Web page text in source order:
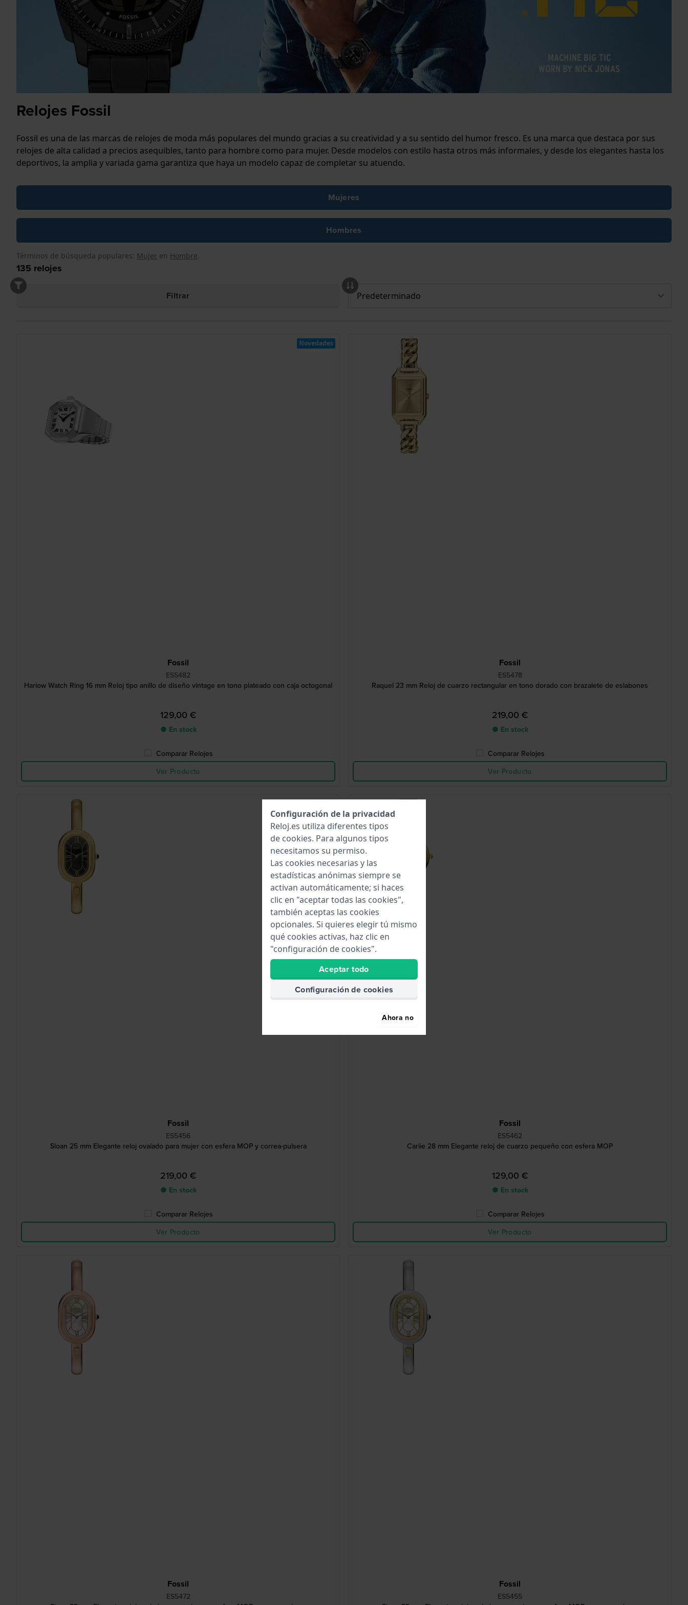
Relojes Fossil
Fossil es una de las marcas de relojes de moda más populares del mundo gracias a su creatividad y a su sentido del humor fresco. Es una marca que destaca por sus
relojes de alta calidad a precios asequibles, tanto para hombre como para mujer. Desde modelos con estilo hasta otros más informales, y desde los elegantes hasta los
deportivos, la amplia y variada gama garantiza que haya un modelo capaz de completar su atuendo.
Mujeres
Hombres
Términos de búsqueda populares: Mujer en Hombre.
135 relojes
Filtrar
Fossil
ES5482
Harlow Watch Ring 16 mm Reloj tipo anillo de diseño vintage en tono plateado con caja octogonal
129,00 €
● En stock
Comparar Relojes
Ver Producto
Novedades
Fossil
ES5478
Raquel 23 mm Reloj de cuarzo rectangular en tono dorado con brazalete de eslabones
219,00 €
● En stock
Comparar Relojes
Ver Producto
Fossil
ES5456
Sloan 25 mm Elegante reloj ovalado para mujer con esfera MOP y correa-pulsera
219,00 €
● En stock
Comparar Relojes
Ver Producto
Fossil
ES5462
Carlie 28 mm Elegante reloj de cuarzo pequeño con esfera MOP
129,00 €
● En stock
Comparar Relojes
Ver Producto
Fossil
ES5472
Fossil
ES5455
Configuración de la privacidad
Reloj.es utiliza diferentes tipos
de cookies. Para algunos tipos
necesitamos su permiso.
Las cookies necesarias y las
estadísticas anónimas siempre se
activan automáticamente; si haces
clic en "aceptar todas las cookies",
también aceptas las cookies
opcionales. Si quieres elegir tú mismo
qué cookies activas, haz clic en
"configuración de cookies".
Aceptar todo
Configuración de cookies
Ahora no